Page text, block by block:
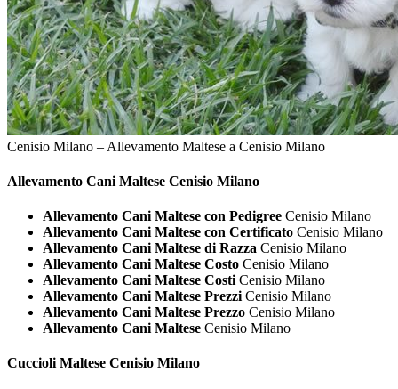
Cenisio Milano – Allevamento Maltese a Cenisio Milano
Allevamento Cani Maltese Cenisio Milano
Allevamento Cani Maltese con Pedigree Cenisio Milano
Allevamento Cani Maltese con Certificato Cenisio Milano
Allevamento Cani Maltese di Razza Cenisio Milano
Allevamento Cani Maltese Costo Cenisio Milano
Allevamento Cani Maltese Costi Cenisio Milano
Allevamento Cani Maltese Prezzi Cenisio Milano
Allevamento Cani Maltese Prezzo Cenisio Milano
Allevamento Cani Maltese Cenisio Milano
Cuccioli Maltese Cenisio Milano